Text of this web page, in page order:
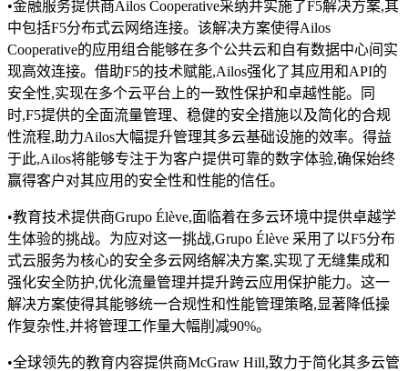
•金融服务提供商Ailos Cooperative采纳并实施了F5解决方案,其
中包括F5分布式云网络连接。该解决方案使得Ailos
Cooperative的应用组合能够在多个公共云和自有数据中心间实
现高效连接。借助F5的技术赋能,Ailos强化了其应用和API的
安全性,实现在多个云平台上的一致性保护和卓越性能。同
时,F5提供的全面流量管理、稳健的安全措施以及简化的合规
性流程,助力Ailos大幅提升管理其多云基础设施的效率。得益
于此,Ailos将能够专注于为客户提供可靠的数字体验,确保始终
赢得客户对其应用的安全性和性能的信任。
•教育技术提供商Grupo Élève,面临着在多云环境中提供卓越学
生体验的挑战。为应对这一挑战,Grupo Élève 采用了以F5分布
式云服务为核心的安全多云网络解决方案,实现了无缝集成和
强化安全防护,优化流量管理并提升跨云应用保护能力。这一
解决方案使得其能够统一合规性和性能管理策略,显著降低操
作复杂性,并将管理工作量大幅削减90%。
•全球领先的教育内容提供商McGraw Hill,致力于简化其多云管